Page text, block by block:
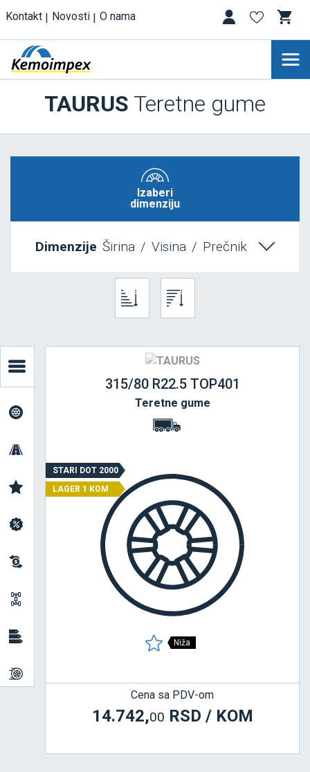
Kontakt Novosti O nama
TAURUS Teretne gume
Izaberi
dimenziju
Dimenzije Širina / Visina / Prečnik
315/80 R22.5 TOP401
Teretne gume
STARI DOT 2000
LAGER 1 KOM
Niža
Cena sa PDV-om
14.742,00 RSD / KOM